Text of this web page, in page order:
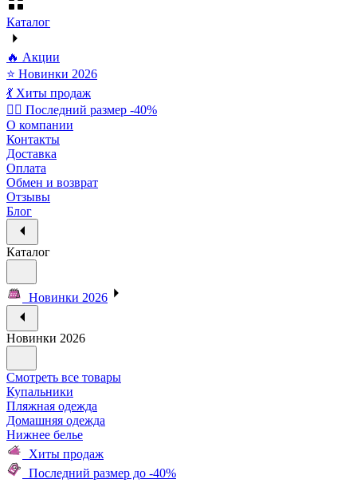
Каталог
🔥 Акции
⭐ Новинки 2026
💃 Хиты продаж
🏃‍♀️ Последний размер -40%
О компании
Контакты
Доставка
Оплата
Обмен и возврат
Отзывы
Блог
Каталог
Новинки 2026
Новинки 2026
Смотреть все товары
Купальники
Пляжная одежда
Домашняя одежда
Нижнее белье
Хиты продаж
Последний размер до -40%